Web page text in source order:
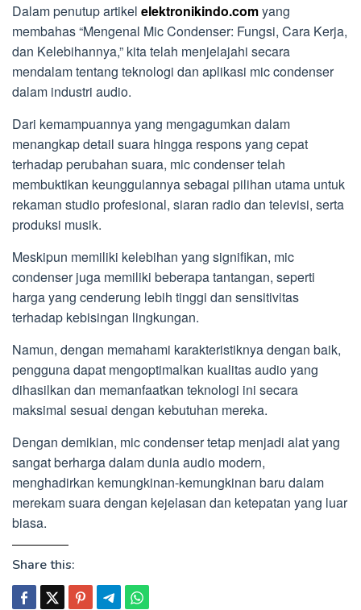
Dalam penutup artikel elektronikindo.comyang
membahas “Mengenal Mic Condenser: Fungsi, Cara Kerja,
dan Kelebihannya,” kita telah menjelajahi secara
mendalam tentang teknologi dan aplikasi mic condenser
dalam industri audio.
Dari kemampuannya yang mengagumkan dalam
menangkap detail suara hingga respons yang cepat
terhadap perubahan suara, mic condenser telah
membuktikan keunggulannya sebagai pilihan utama untuk
rekaman studio profesional, siaran radio dan televisi, serta
produksi musik.
Meskipun memiliki kelebihan yang signifikan, mic
condenser juga memiliki beberapa tantangan, seperti
harga yang cenderung lebih tinggi dan sensitivitas
terhadap kebisingan lingkungan.
Namun, dengan memahami karakteristiknya dengan baik,
pengguna dapat mengoptimalkan kualitas audio yang
dihasilkan dan memanfaatkan teknologi ini secara
maksimal sesuai dengan kebutuhan mereka.
Dengan demikian, mic condenser tetap menjadi alat yang
sangat berharga dalam dunia audio modern,
menghadirkan kemungkinan-kemungkinan baru dalam
merekam suara dengan kejelasan dan ketepatan yang luar
biasa.
Share this: